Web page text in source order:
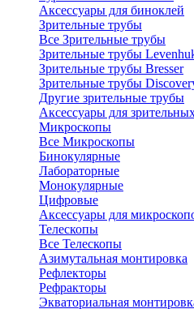
Аксессуары для биноклей
Зрительные трубы
Все Зрительные трубы
Зрительные трубы
Зрительные трубы Bresser
Зрительные трубы
Другие зрительные трубы
Аксессуары для
Микроскопы
Все Микроскопы
Бинокулярные
Лабораторные
Монокулярные
Цифровые
Аксессуары для
Телескопы
Все Телескопы
Азимутальная монтировка
Рефлекторы
Рефракторы
Экваториальная